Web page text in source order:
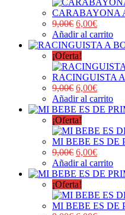
CARABAYONA
9,00€ 6,00€
Añadir al carrito
¡Oferta!
RACINGUISTA
9,00€ 6,00€
Añadir al carrito
¡Oferta!
MI BEBE ES DE
9,00€ 6,00€
Añadir al carrito
¡Oferta!
MI BEBE ES DE